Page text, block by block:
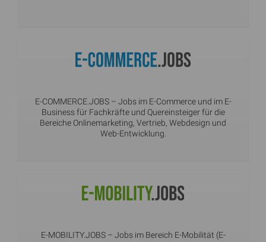
E-COMMERCE.JOBS– Jobs im E-Commerce und im E-
Business für Fachkräfte und Quereinsteiger für die
Bereiche Onlinemarketing, Vertrieb, Webdesign und
Web-Entwicklung.
E-MOBILITY.JOBS– Jobs im Bereich E-Mobilität (E-